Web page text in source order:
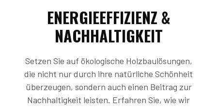
ENERGIEEFFIZIENZ &
NACHHALTIGKEIT
Setzen Sie auf ökologische Holzbaulösungen,
die nicht nur durch ihre natürliche Schönheit
überzeugen, sondern auch einen Beitrag zur
Nachhaltigkeit leisten. Erfahren Sie, wie wir